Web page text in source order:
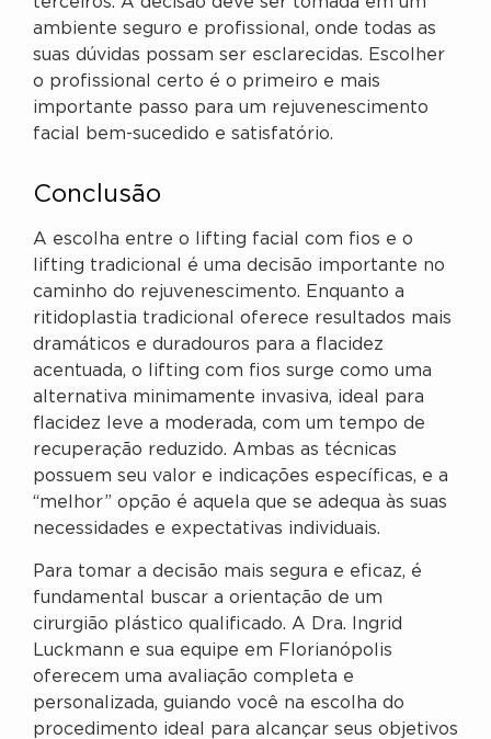
ambiente seguro e profissional, onde todas as
suas dúvidas possam ser esclarecidas. Escolher
o profissional certo é o primeiro e mais
importante passo para um rejuvenescimento
facial bem-sucedido e satisfatório.
Conclusão
A escolha entre o lifting facial com fios e o
lifting tradicional é uma decisão importante no
caminho do rejuvenescimento. Enquanto a
ritidoplastia tradicional oferece resultados mais
dramáticos e duradouros para a flacidez
acentuada, o lifting com fios surge como uma
alternativa minimamente invasiva, ideal para
flacidez leve a moderada, com um tempo de
recuperação reduzido. Ambas as técnicas
possuem seu valor e indicações específicas, e a
“melhor” opção é aquela que se adequa às suas
necessidades e expectativas individuais.
Para tomar a decisão mais segura e eficaz, é
fundamental buscar a orientação de um
cirurgião plástico qualificado. A Dra. Ingrid
Luckmann e sua equipe em Florianópolis
oferecem uma avaliação completa e
personalizada, guiando você na escolha do
procedimento ideal para alcançar seus objetivos